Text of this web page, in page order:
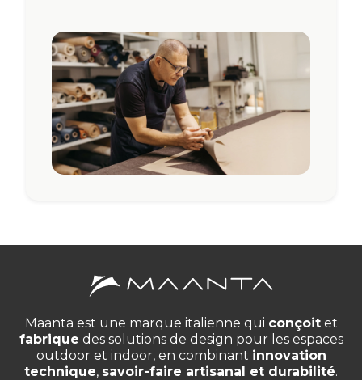
Maanta est une marque italienne qui conçoitet
fabrique des solutions de design pour les espaces
outdoor et indoor, en combinant innovation
technique, savoir-faire artisanal et durabilité.